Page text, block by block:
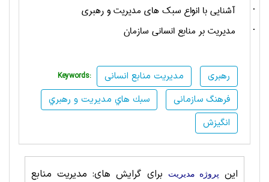
·
آشنايي با انواع سبك هاي مديريت و رهبري
·
مديريت بر منابع انساني سازمان
Keywords: مدیریت منابع انسانی
رهبری
سبك هاي مديريت و رهبري
فرهنگ سازمانی
انگیزش
اینپروژه مديريت
برای گرایش های: مدیریت منابع